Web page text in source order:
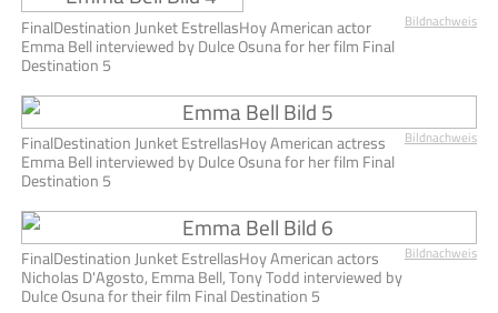
Bildnachweis
FinalDestination Junket EstrellasHoy American actor
Emma Bell interviewed by Dulce Osuna for her film Final
Destination 5
Bildnachweis
FinalDestination Junket EstrellasHoy American actress
Emma Bell interviewed by Dulce Osuna for her film Final
Destination 5
Bildnachweis
FinalDestination Junket EstrellasHoy American actors
Nicholas D'Agosto, Emma Bell, Tony Todd interviewed by
Dulce Osuna for their film Final Destination 5